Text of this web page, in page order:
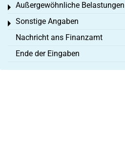
Außergewöhnliche Belastungen
Toggle menu
Sonstige Angaben
Toggle menu
Nachricht ans Finanzamt
Ende der Eingaben